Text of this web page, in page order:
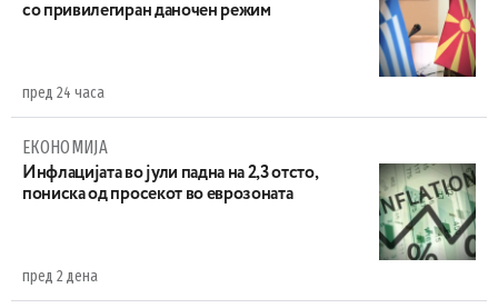
со привилегиран даночен режим
пред 24 часа
ЕКОНОМИЈА
Инфлацијата во јули падна на 2,3 отсто,
пониска од просекот во еврозоната
пред 2 дена